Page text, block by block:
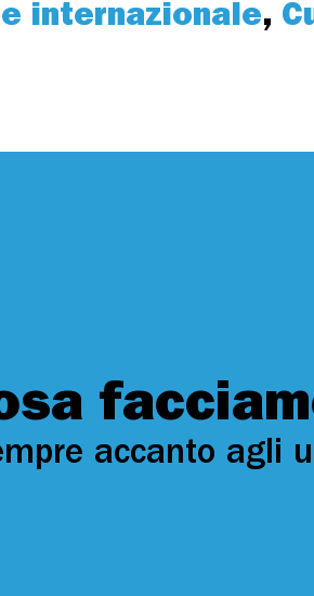
internazionale,
accanto agli